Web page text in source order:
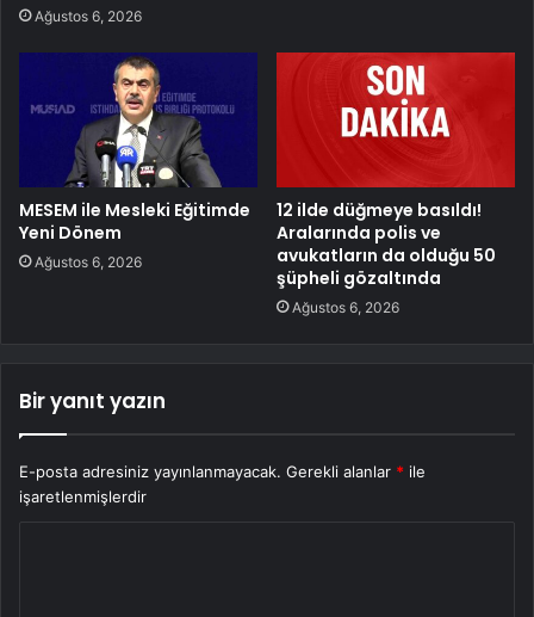
Ağustos 6, 2026
MESEM ile Mesleki Eğitimde
Yeni Dönem
Ağustos 6, 2026
12 ilde düğmeye basıldı!
Aralarında polis ve
avukatların da olduğu 50
şüpheli gözaltında
Ağustos 6, 2026
Bir yanıt yazın
E-posta adresiniz yayınlanmayacak. Gerekli alanlar * ile
işaretlenmişlerdir